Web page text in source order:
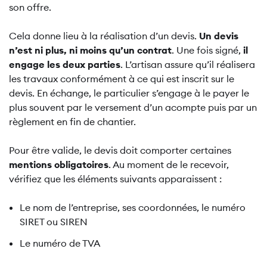
son offre.
Cela donne lieu à la réalisation d’un devis. Un devis
n’est ni plus, ni moins qu’un contrat. Une fois signé, il
engage les deux parties. L’artisan assure qu’il réalisera
les travaux conformément à ce qui est inscrit sur le
devis. En échange, le particulier s’engage à le payer le
plus souvent par le versement d’un acompte puis par un
règlement en fin de chantier.
Pour être valide, le devis doit comporter certaines
mentions obligatoires. Au moment de le recevoir,
vérifiez que les éléments suivants apparaissent :
Le nom de l’entreprise, ses coordonnées, le numéro
SIRET ou SIREN
Le numéro de TVA